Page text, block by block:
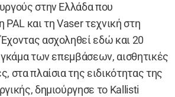
στην Ελλάδα που
PAL και τη Vaser τεχνική στη
ασχοληθεί εδώ και 20
των επεμβάσεων, αισθητικές
στα πλαίσια της ειδικότητας της
δημιούργησε το Kallisti